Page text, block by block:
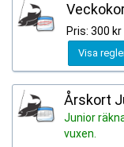
Pris: 300 kr
Visa
Årskort
Junior
vuxen.